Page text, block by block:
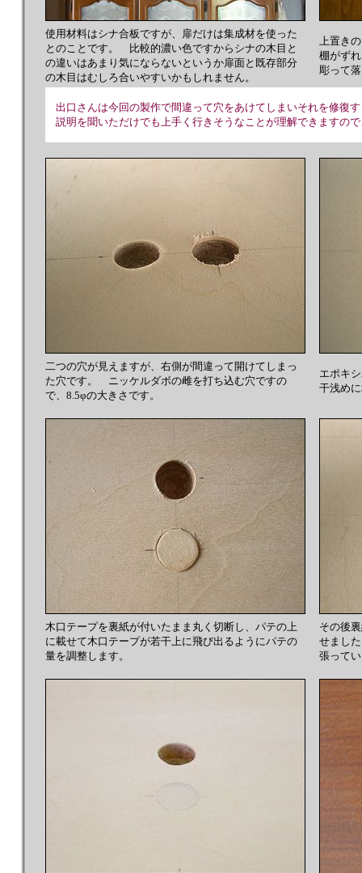
使用材料はシナ合板ですが、扉だけは集成材を使った
とのことです。 比較的濃い色ですからシナの木目と
の違いはあまり気にならないというか扉面と既存部分
の木目はむしろ合いやすいかもしれません。
上置き
棚がず
彫って
出口さんは今回の製作で間違って穴をあけてしまいそれを修復
説明を聞いただけでも上手く行きそうなことが理解できますの
二つの穴が見えますが、右側が間違って開けてしまっ
た穴です。 ニッケルダボの雌を打ち込む穴ですの
で、8.5φの大きさです。
エポキ
干浅め
木口テープを裏紙が付いたまま丸く切断し、パテの上
に載せて木口テープが若干上に飛び出るようにパテの
量を調整します。
その後
せまし
張って